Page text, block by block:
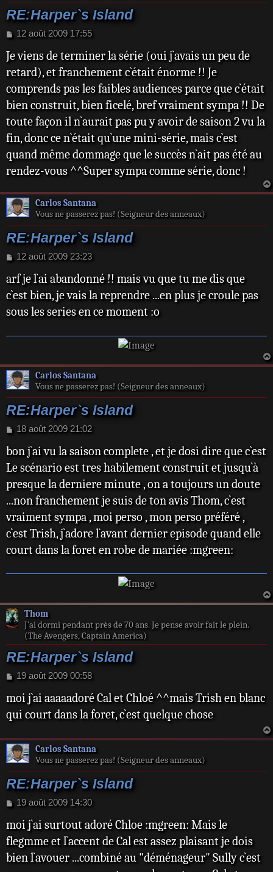
RE:Harper`s Island
M
s
a
g
e
12 août 2009 17:55
Je viens de terminer la série (oui j`avais un peu de
retard), et franchement c`était énorme !! Je
comprends pas les faibles audiences parce que c`était
bien construit, bien ficelé, bref vraiment sympa !! De
toute façon il n`aurait pas pu y avoir de saison 2 vu la
fin, donc ce n`était qu`une mini-série, mais c`est
quand même dommage que le succès n`ait pas été au
rendez-vous ^^Super sympa comme série, donc !
Carlos Santana
Vous ne passerez pas! (Seigneur des anneaux)
RE:Harper`s Island
M
s
a
g
12 août 2009 23:23
arf je l`ai abandonné !! mais vu que tu me dis que
c`est bien, je vais la reprendre ...en plus je croule pas
sous les series en ce moment :o
Carlos Santana
Vous ne passerez pas! (Seigneur des anneaux)
RE:Harper`s Island
M
s
a
g
18 août 2009 21:02
bon j`ai vu la saison complete , et je dosi dire que c`est
Le scénario est tres habilement construit et jusqu`à
presque la derniere minute , on a toujours un doute
...non franchement je suis de ton avis Thom, c`est
vraiment sympa , moi perso , mon perso préféré ,
c`est Trish, j`adore l`avant dernier episode quand elle
court dans la foret en robe de mariée :mgreen:
Thom
J’ai dormi pendant près de 70 ans. Je pense avoir fait le plein.
(The Avengers, Captain America)
RE:Harper`s Island
M
s
a
e
19 août 2009 00:58
moi j`ai aaaaadoré Cal et Chloé ^^mais Trish en blanc
qui court dans la foret, c`est quelque chose
Carlos Santana
Vous ne passerez pas! (Seigneur des anneaux)
RE:Harper`s Island
M
s
a
g
19 août 2009 14:30
moi j`ai surtout adoré Chloe :mgreen: Mais le
flegmme et l`accent de Cal est assez plaisant je dois
bien l`avouer ...combiné au "déménageur" Sully c`est